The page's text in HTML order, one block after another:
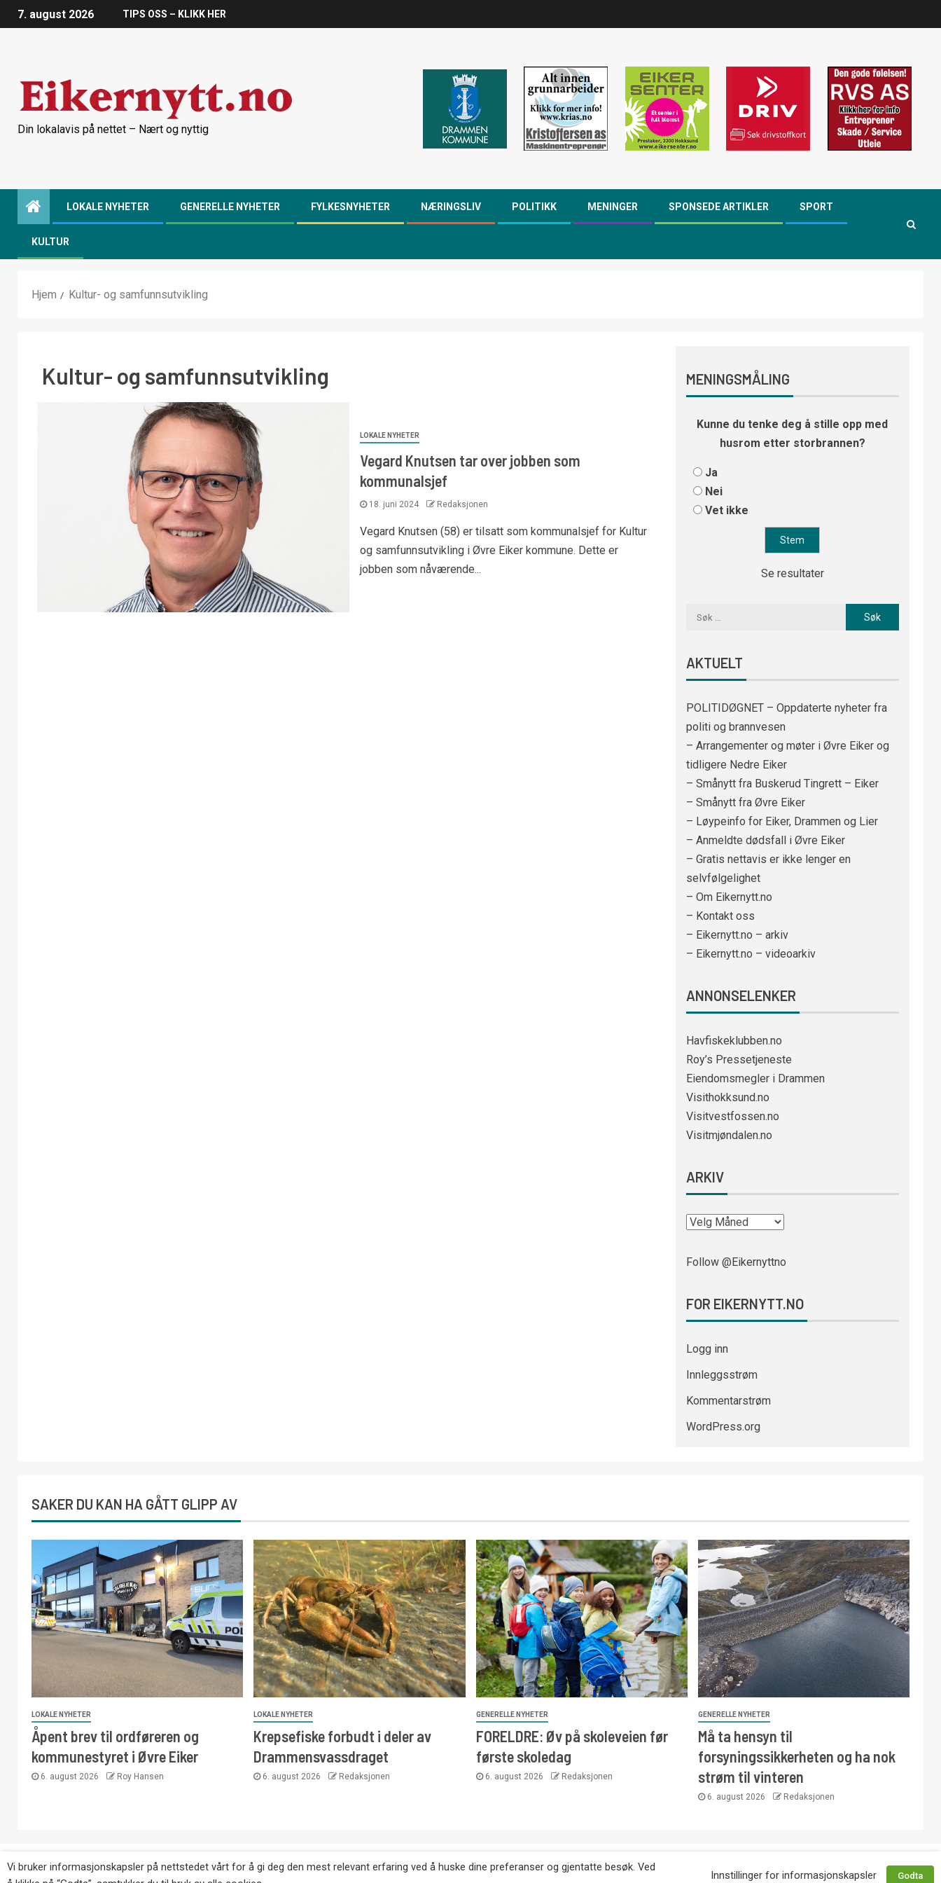
7. august 2026 TIPS OSS – KLIKK HER
Din lokalavis på nettet – Nært og nyttig
LOKALE NYHETER GENERELLE NYHETER FYLKESNYHETER NÆRINGSLIV POLITIKK MENINGER SPONSEDE ARTIKLER SPORT
KULTUR
Hjem Kultur- og samfunnsutvikling
Kultur- og samfunnsutvikling
LOKALE NYHETER
Vegard Knutsen tar over jobben som
kommunalsjef
18. juni 2024 Redaksjonen
Vegard Knutsen (58) er tilsatt som kommunalsjef for Kultur
og samfunnsutvikling i Øvre Eiker kommune. Dette er
jobben som nåværende...
MENINGSMÅLING
Kunne du tenke deg å stille opp med
husrom etter storbrannen?
Ja
Nei
Vet ikke
Se resultater
AKTUELT
POLITIDØGNET – Oppdaterte nyheter fra
politi og brannvesen
– Arrangementer og møter i Øvre Eiker og
tidligere Nedre Eiker
– Smånytt fra Buskerud Tingrett – Eiker
– Smånytt fra Øvre Eiker
– Løypeinfo for Eiker, Drammen og Lier
– Anmeldte dødsfall i Øvre Eiker
– Gratis nettavis er ikke lenger en
selvfølgelighet
– Om Eikernytt.no
– Kontakt oss
– Eikernytt.no – arkiv
– Eikernytt.no – videoarkiv
ANNONSELENKER
Havfiskeklubben.no
Roy’s Pressetjeneste
Eiendomsmegler i Drammen
Visithokksund.no
Visitvestfossen.no
Visitmjøndalen.no
ARKIV
Follow @Eikernyttno
FOR EIKERNYTT.NO
Logg inn
Innleggsstrøm
Kommentarstrøm
WordPress.org
SAKER DU KAN HA GÅTT GLIPP AV
LOKALE NYHETER
Åpent brev til ordføreren og
kommunestyret i Øvre Eiker
6. august 2026 Roy Hansen
LOKALE NYHETER
Krepsefiske forbudt i deler av
Drammensvassdraget
6. august 2026 Redaksjonen
GENERELLE NYHETER
FORELDRE: Øv på skoleveien før
første skoledag
6. august 2026 Redaksjonen
GENERELLE NYHETER
Må ta hensyn til
forsyningssikkerheten og ha nok
strøm til vinteren
6. august 2026 Redaksjonen
Copyright © Eikernytt.no utgis av Roy’s Pressetjeneste. Kopiering av tekst, bilder og annonser er ikke tillatt uten etter avtale med utgiver. Tlf. 92 63 86 82.
Vi bruker informasjonskapsler på nettstedet vårt for å gi deg den mest relevant erfaring ved å huske dine preferanser og gjentatte besøk. Ved
Innstillinger for informasjonskapsler Godta